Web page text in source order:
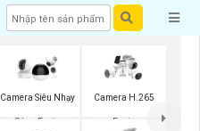
Camera Siêu Nhạy
Sáng Ezviz
Camera H.265
Ezviz